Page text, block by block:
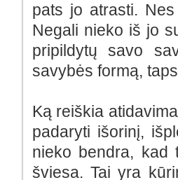
pats jo atrasti.
Negali nieko iš jo
pripildytų savo
savybės formą,
Ką reiškia
padaryti išorinį,
nieko bendra, kad
šviesa. Tai yra